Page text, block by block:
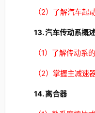
（2）了解汽车起
13. 汽车传动系概
（1）了解传动系
（2）掌握主减速
14. 离合器